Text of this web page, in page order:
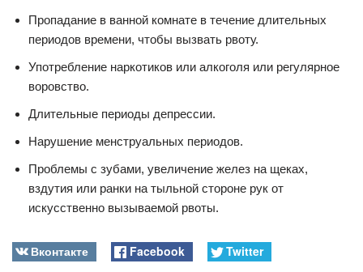
Пропадание в ванной комнате в течение длительных
периодов времени, чтобы вызвать рвоту.
Употребление наркотиков или алкоголя или регулярное
воровство.
Длительные периоды депрессии.
Нарушение менструальных периодов.
Проблемы с зубами, увеличение желез на щеках,
вздутия или ранки на тыльной стороне рук от
искусственно вызываемой рвоты.
Вконтакте Facebook
Twitter